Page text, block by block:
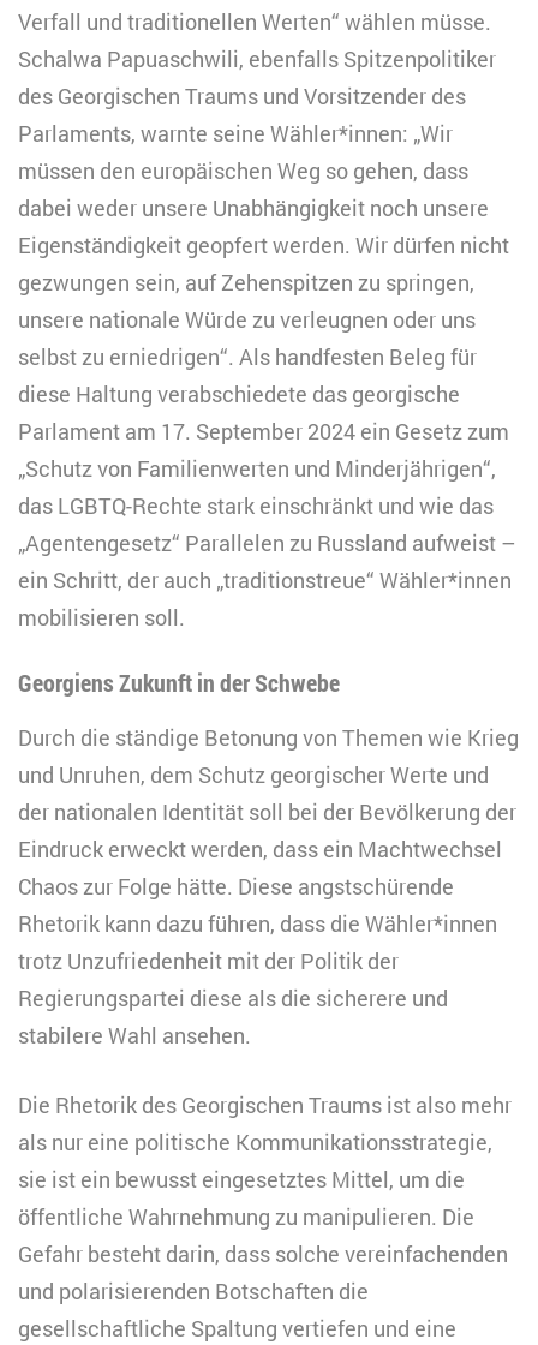
Verfall und traditionellen Werten“ wählen müsse.
Schalwa Papuaschwili, ebenfalls Spitzenpolitiker
des Georgischen Traums und Vorsitzender des
Parlaments, warnte seine Wähler*innen: „Wir
müssen den europäischen Weg so gehen, dass
dabei weder unsere Unabhängigkeit noch unsere
Eigenständigkeit geopfert werden. Wir dürfen nicht
gezwungen sein, auf Zehenspitzen zu springen,
unsere nationale Würde zu verleugnen oder uns
selbst zu erniedrigen“. Als handfesten Beleg für
diese Haltung verabschiedete das georgische
Parlament am 17. September 2024 ein Gesetz zum
„Schutz von Familienwerten und Minderjährigen“,
das LGBTQ-Rechte stark einschränkt und wie das
„Agentengesetz“ Parallelen zu Russland aufweist –
ein Schritt, der auch „traditionstreue“ Wähler*innen
mobilisieren soll.
Georgiens Zukunft in der Schwebe
Durch die ständige Betonung von Themen wie Krieg
und Unruhen, dem Schutz georgischer Werte und
der nationalen Identität soll bei der Bevölkerung der
Eindruck erweckt werden, dass ein Machtwechsel
Chaos zur Folge hätte. Diese angstschürende
Rhetorik kann dazu führen, dass die Wähler*innen
trotz Unzufriedenheit mit der Politik der
Regierungspartei diese als die sicherere und
stabilere Wahl ansehen.
Die Rhetorik des Georgischen Traums ist also mehr
als nur eine politische Kommunikationsstrategie,
sie ist ein bewusst eingesetztes Mittel, um die
öffentliche Wahrnehmung zu manipulieren. Die
Gefahr besteht darin, dass solche vereinfachenden
und polarisierenden Botschaften die
gesellschaftliche Spaltung vertiefen und eine